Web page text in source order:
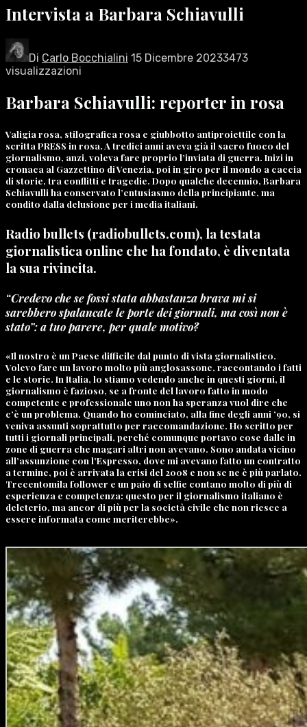
Intervista a Barbara Schiavulli
Di Carlo Bocchialini 15 Dicembre 20233473
visualizzazioni
Barbara Schiavulli: reporter in rosa
Valigia rosa, stilografica rosa e giubbotto antiproiettile con la
scritta PRESS in rosa. A tredici anni aveva già il sacro fuoco del
giornalismo, anzi, voleva fare proprio l’inviata di guerra. Inizi in
cronaca al Gazzettino di Venezia, poi in giro per il mondo a caccia
di storie, tra conflitti e tragedie. Dopo qualche decennio, Barbara
Schiavulli ha conservato l’entusiasmo della principiante, ma
condito dalla delusione per i media italiani.
Radio bullets (radiobullets.com), la testata
giornalistica online che ha fondato, è diventata
la sua rivincita.
“Credevo che se fossi stata abbastanza brava mi si
sarebbero spalancate le porte dei giornali, ma così non è
stato”: a tuo parere, per quale motivo?
«Il nostro è un Paese difficile dal punto di vista giornalistico.
Volevo fare un lavoro molto più anglosassone, raccontando i fatti
e le storie. In Italia, lo stiamo vedendo anche in questi giorni, il
giornalismo è fazioso, se a fronte del lavoro fatto in modo
competente e professionale uno non ha speranza vuol dire che
c’è un problema. Quando ho cominciato, alla fine degli anni ’90, si
veniva assunti soprattutto per raccomandazione. Ho scritto per
tutti i giornali principali, perché comunque portavo cose dalle in
zone di guerra che magari altri non avevano. Sono andata vicino
all’assunzione con l’Espresso, dove mi avevano fatto un contratto
a termine, poi è arrivata la crisi del 2008 e non se ne è più parlato.
Trecentomila follower e un paio di selfie contano molto di più di
esperienza e competenza: questo per il giornalismo italiano è
deleterio, ma ancor di più per la società civile che non riesce a
essere informata come meriterebbe».